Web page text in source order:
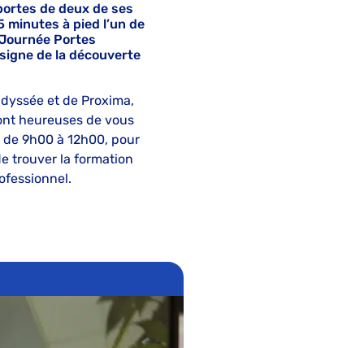
de deux de ses
minutes à pied l’un de
Portes
de la découverte
et de Proxima,
heureuses de vous
9h00 à 12h00, pour
trouver la formation